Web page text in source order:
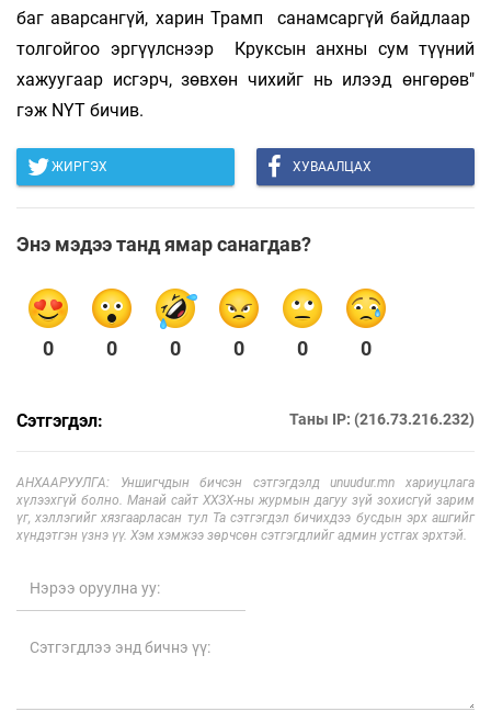
баг аварсангүй, харин Трамп санамсаргүй байдлаар
толгойгоо эргүүлснээр Круксын анхны сум түүний
хажуугаар исгэрч, зөвхөн чихийг нь илээд өнгөрөв"
гэж NYT бичив.
ЖИРГЭХ ХУВААЛЦАХ
Энэ мэдээ танд ямар санагдав?
0 0 0 0 0 0
Сэтгэгдэл: Таны IP: (216.73.216.232)
АНХААРУУЛГА: Уншигчдын бичсэн сэтгэгдэлд unuudur.mn хариуцлага
хүлээхгүй болно. Манай сайт ХХЗХ-ны журмын дагуу зүй зохисгүй зарим
үг, хэллэгийг хязгаарласан тул Та сэтгэгдэл бичихдээ бусдын эрх ашгийг
хүндэтгэн үзнэ үү. Хэм хэмжээ зөрчсөн сэтгэгдлийг админ устгах эрхтэй.